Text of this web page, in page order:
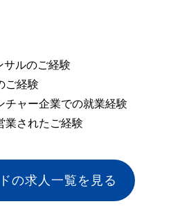
サルのご経験
ご経験
チャー企業での就業経験
業されたご経験
の求人一覧を見る